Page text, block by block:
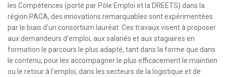
les Compétences (porté par Pôle Emploi et la DREETS) dans la
région PACA, des innovations remarquables sont expérimentées
par le biais d’un consortium lauréat. Ces travaux visent à proposer
aux demandeurs d’emploi, aux salariés et aux stagiaires en
formation le parcours le plus adapté, tant dans la forme que dans
le contenu, pour les accompagner le plus efficacement le maintien
ou le retour à l’emploi, dans les secteurs de la logistique et de